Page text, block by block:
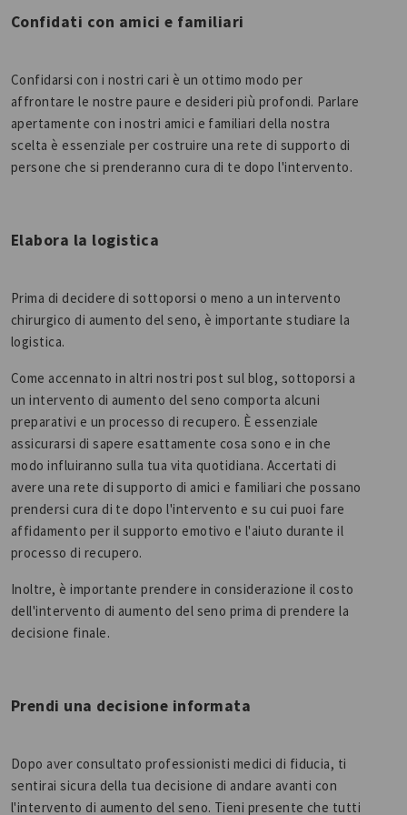
Confidati con amici e familiari
Confidarsi con i nostri cari è un ottimo modo per
affrontare le nostre paure e desideri più profondi. Parlare
apertamente con i nostri amici e familiari della nostra
scelta è essenziale per costruire una rete di supporto di
persone che si prenderanno cura di te dopo l'intervento.
Elabora la logistica
Prima di decidere di sottoporsi o meno a un intervento
chirurgico di aumento del seno, è importante studiare la
logistica.
Come accennato in altri nostri post sul blog, sottoporsi a
un intervento di aumento del seno comporta alcuni
preparativi e un processo di recupero. È essenziale
assicurarsi di sapere esattamente cosa sono e in che
modo influiranno sulla tua vita quotidiana. Accertati di
avere una rete di supporto di amici e familiari che possano
prendersi cura di te dopo l'intervento e su cui puoi fare
affidamento per il supporto emotivo e l'aiuto durante il
processo di recupero.
Inoltre, è importante prendere in considerazione il costo
dell'intervento di aumento del seno prima di prendere la
decisione finale.
Prendi una decisione informata
Dopo aver consultato professionisti medici di fiducia, ti
sentirai sicura della tua decisione di andare avanti con
l'intervento di aumento del seno. Tieni presente che tutti